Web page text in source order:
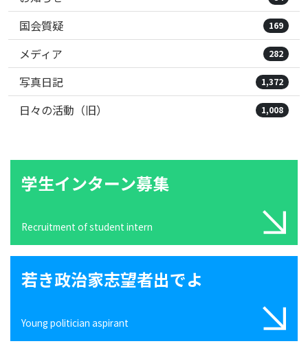
国会質疑 169
メディア 282
写真日記 1,372
日々の活動（旧） 1,008
学生インターン募集
Recruitment of student intern
若き政治家志望者出でよ
Young politician aspirant